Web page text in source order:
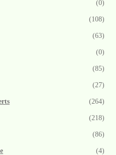
(0)
(108)
(63)
(0)
(85)
(27)
(264)
(218)
(86)
(4)